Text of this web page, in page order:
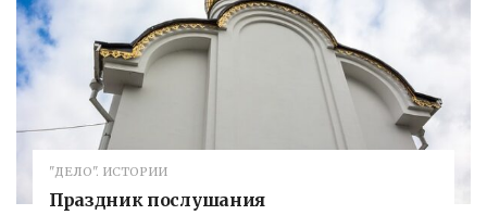
"ДЕЛО". ИСТОРИИ
Праздник послушания